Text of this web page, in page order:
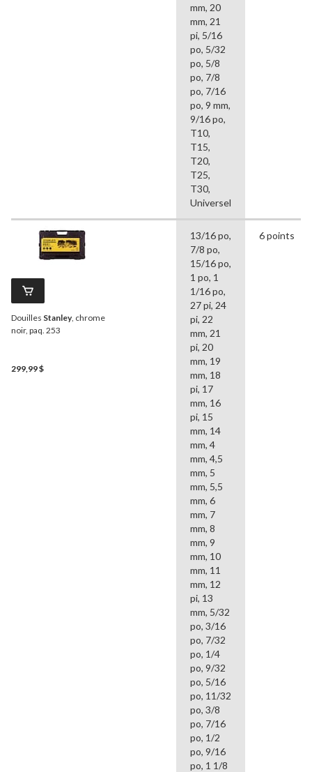
mm, 20
mm, 21
pi, 5/16
po, 5/32
po, 5/8
po, 7/8
po, 7/16
po, 9 mm,
9/16 po,
T10,
T15,
T20,
T25,
T30,
Universel
Douilles Stanley, chrome
noir, paq. 253
299,99 $
13/16 po,
7/8 po,
15/16 po,
1 po, 1
1/16 po,
27 pi, 24
pi, 22
mm, 21
pi, 20
mm, 19
mm, 18
pi, 17
mm, 16
pi, 15
mm, 14
mm, 4
mm, 4,5
mm, 5
mm, 5,5
mm, 6
mm, 7
mm, 8
mm, 9
mm, 10
mm, 11
mm, 12
pi, 13
mm, 5/32
po, 3/16
po, 7/32
po, 1/4
po, 9/32
po, 5/16
po, 11/32
po, 3/8
po, 7/16
po, 1/2
po, 9/16
po, 1 1/8
6 points